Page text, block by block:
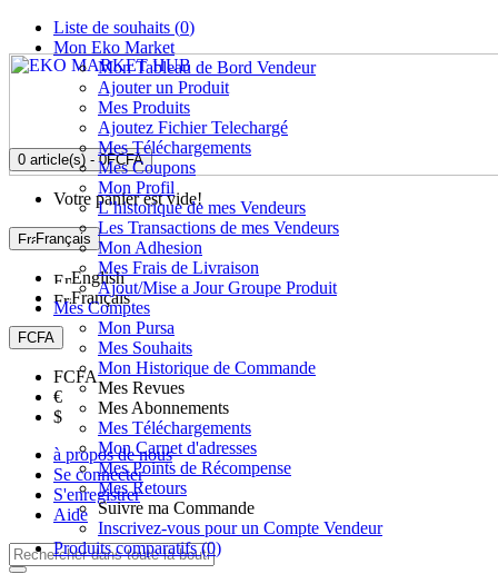
Liste de souhaits (0)
Mon Eko Market
Mon Tableau de Bord Vendeur
Ajouter un Produit
Mes Produits
Ajoutez Fichier Telechargé
Mes Téléchargements
Mes Coupons
Mon Profil
L’historique de mes Vendeurs
Les Transactions de mes Vendeurs
Mon Adhesion
Mes Frais de Livraison
Ajout/Mise a Jour Groupe Produit
Mes Comptes
Mon Pursa
Mes Souhaits
Mon Historique de Commande
Mes Revues
Mes Abonnements
Mes Téléchargements
Mon Carnet d'adresses
Mes Points de Récompense
Mes Retours
Suivre ma Commande
Inscrivez-vous pour un Compte Vendeur
Produits comparatifs (0)
0 article(s) - 0FCFA
Votre panier est vide!
Français
English
Français
FCFA
FCFA
€
$
à propos de nous
Se connecter
S'enregistrer
Aide